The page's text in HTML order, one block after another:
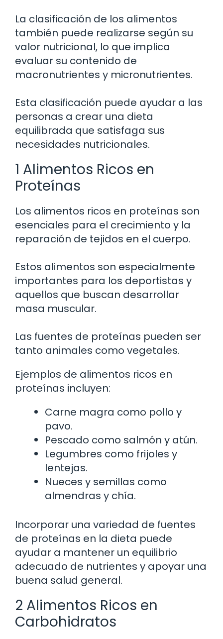
La clasificación de los alimentos
también puede realizarse según su
valor nutricional, lo que implica
evaluar su contenido de
macronutrientes y micronutrientes.
Esta clasificación puede ayudar a las
personas a crear una dieta
equilibrada que satisfaga sus
necesidades nutricionales.
1 Alimentos Ricos en
Proteínas
Los alimentos ricos en proteínas son
esenciales para el crecimiento y la
reparación de tejidos en el cuerpo.
Estos alimentos son especialmente
importantes para los deportistas y
aquellos que buscan desarrollar
masa muscular.
Las fuentes de proteínas pueden ser
tanto animales como vegetales.
Ejemplos de alimentos ricos en
proteínas incluyen:
Carne magra como pollo y
pavo.
Pescado como salmón y atún.
Legumbres como frijoles y
lentejas.
Nueces y semillas como
almendras y chía.
Incorporar una variedad de fuentes
de proteínas en la dieta puede
ayudar a mantener un equilibrio
adecuado de nutrientes y apoyar una
buena salud general.
2 Alimentos Ricos en
Carbohidratos